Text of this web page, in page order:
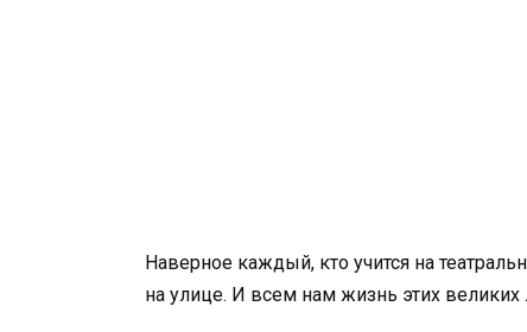
Наверное каждый, кто учится на
на улице. И всем нам жизнь этих великих